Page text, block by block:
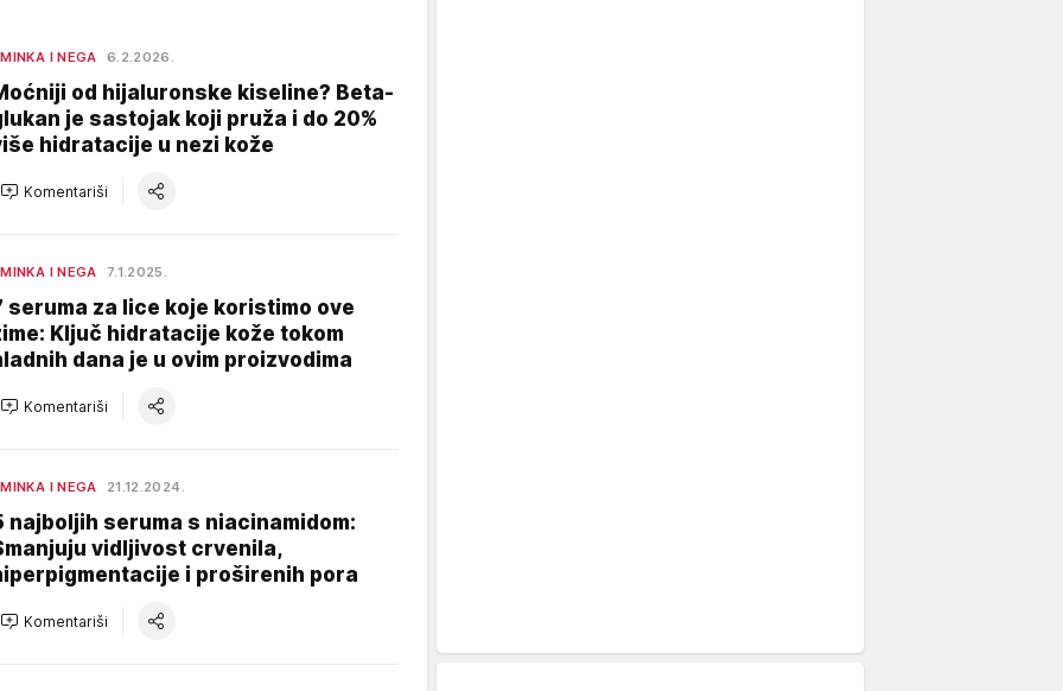
I NEGA 6.2.2026.
od hijaluronske kiseline? Beta-
je sastojak koji pruža i do 20%
hidratacije u nezi kože
Komentariši
I NEGA 7.1.2025.
seruma za lice koje koristimo ove
Ključ hidratacije kože tokom
dana je u ovim proizvodima
Komentariši
I NEGA 21.12.2024.
najboljih seruma s niacinamidom:
vidljivost crvenila,
i proširenih pora
Komentariši